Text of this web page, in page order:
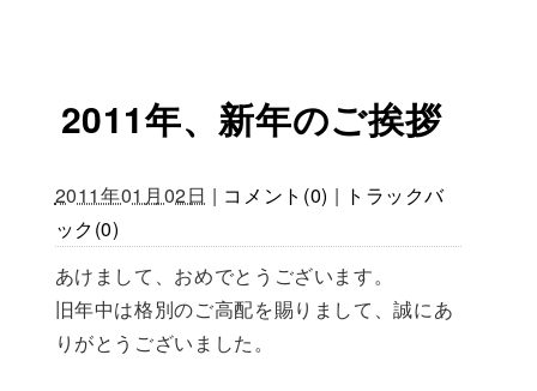
2011年、新年のご挨拶
2011年01月02日 | コメント(0) | トラックバ
ック(0)
あけまして、おめでとうございます。
旧年中は格別のご高配を賜りまして、誠にあ
りがとうございました。